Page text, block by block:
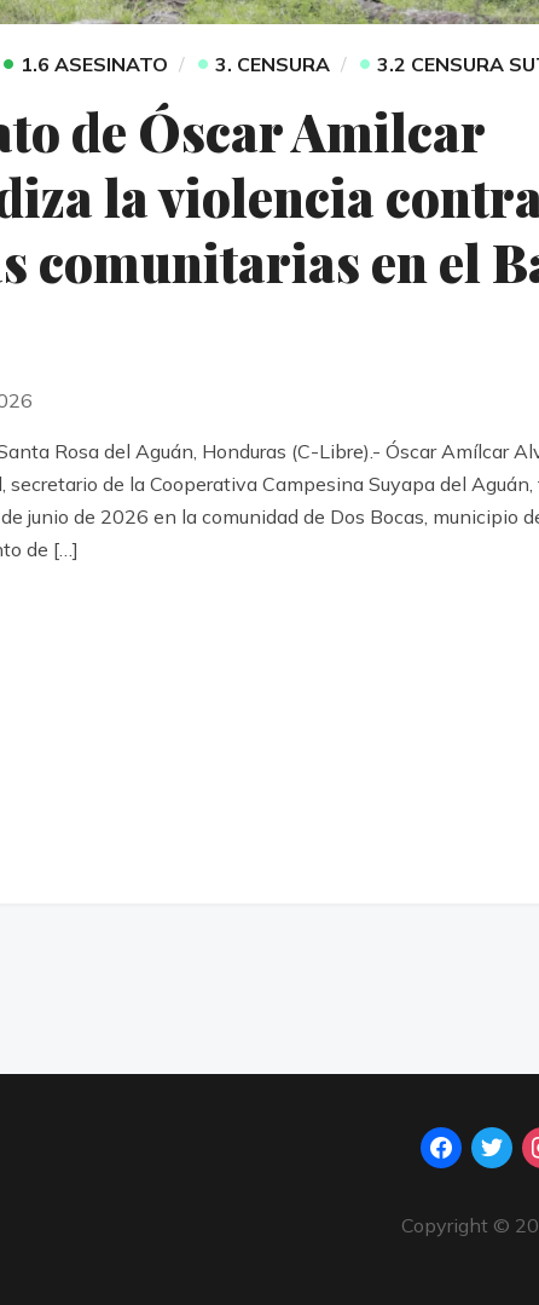
• 1.6 ASESINATO • 3. CENSURA • 3.2 CENSURA
de Óscar Amilcar
la violencia
comunitarias en el
Rosa del Aguán, Honduras (C-Libre).- Óscar Amílcar
secretario de la Cooperativa Campesina Suyapa del
junio de 2026 en la comunidad de Dos Bocas, municipio
de […]
facebooktwitter
Copyright ©